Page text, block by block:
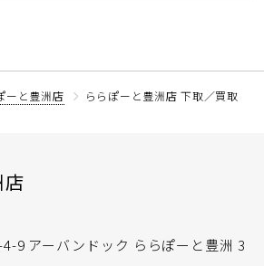
ーと豊洲店 ららぽーと豊洲店 下取／買取
店
9 アーバンドック ららぽーと豊洲 3